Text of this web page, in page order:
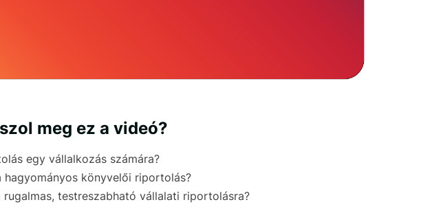
meg ez a videó?
egy vállalkozás számára?
könyvelői riportolás?
testreszabható vállalati riportolásra?